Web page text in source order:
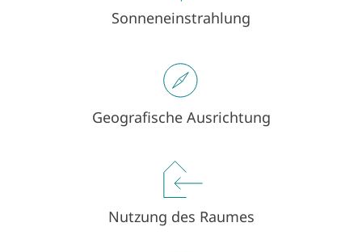
Sonneneinstrahlung
Geografische Ausrichtung
Nutzung des Raumes